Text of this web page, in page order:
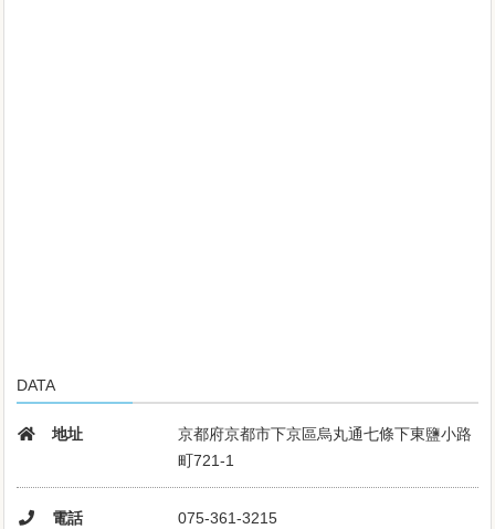
DATA
地址
京都府京都市下京區烏丸通七條下東鹽小路
町721-1
電話 075-361-3215